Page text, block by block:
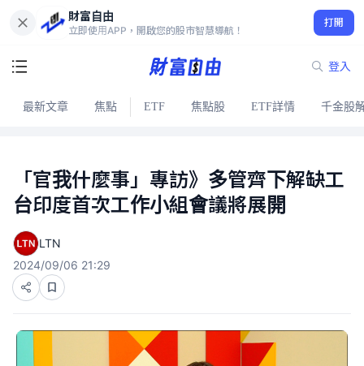
財富自由
立即使用APP，開啟您的股市智慧導航！
打開
登入
最新文章 焦點 ETF 焦點股 ETF詳情 千金股
「官我什麼事」專訪》多管齊下解缺工
台印度首次工作小組會議將展開
LTN
2024/09/06 21:29